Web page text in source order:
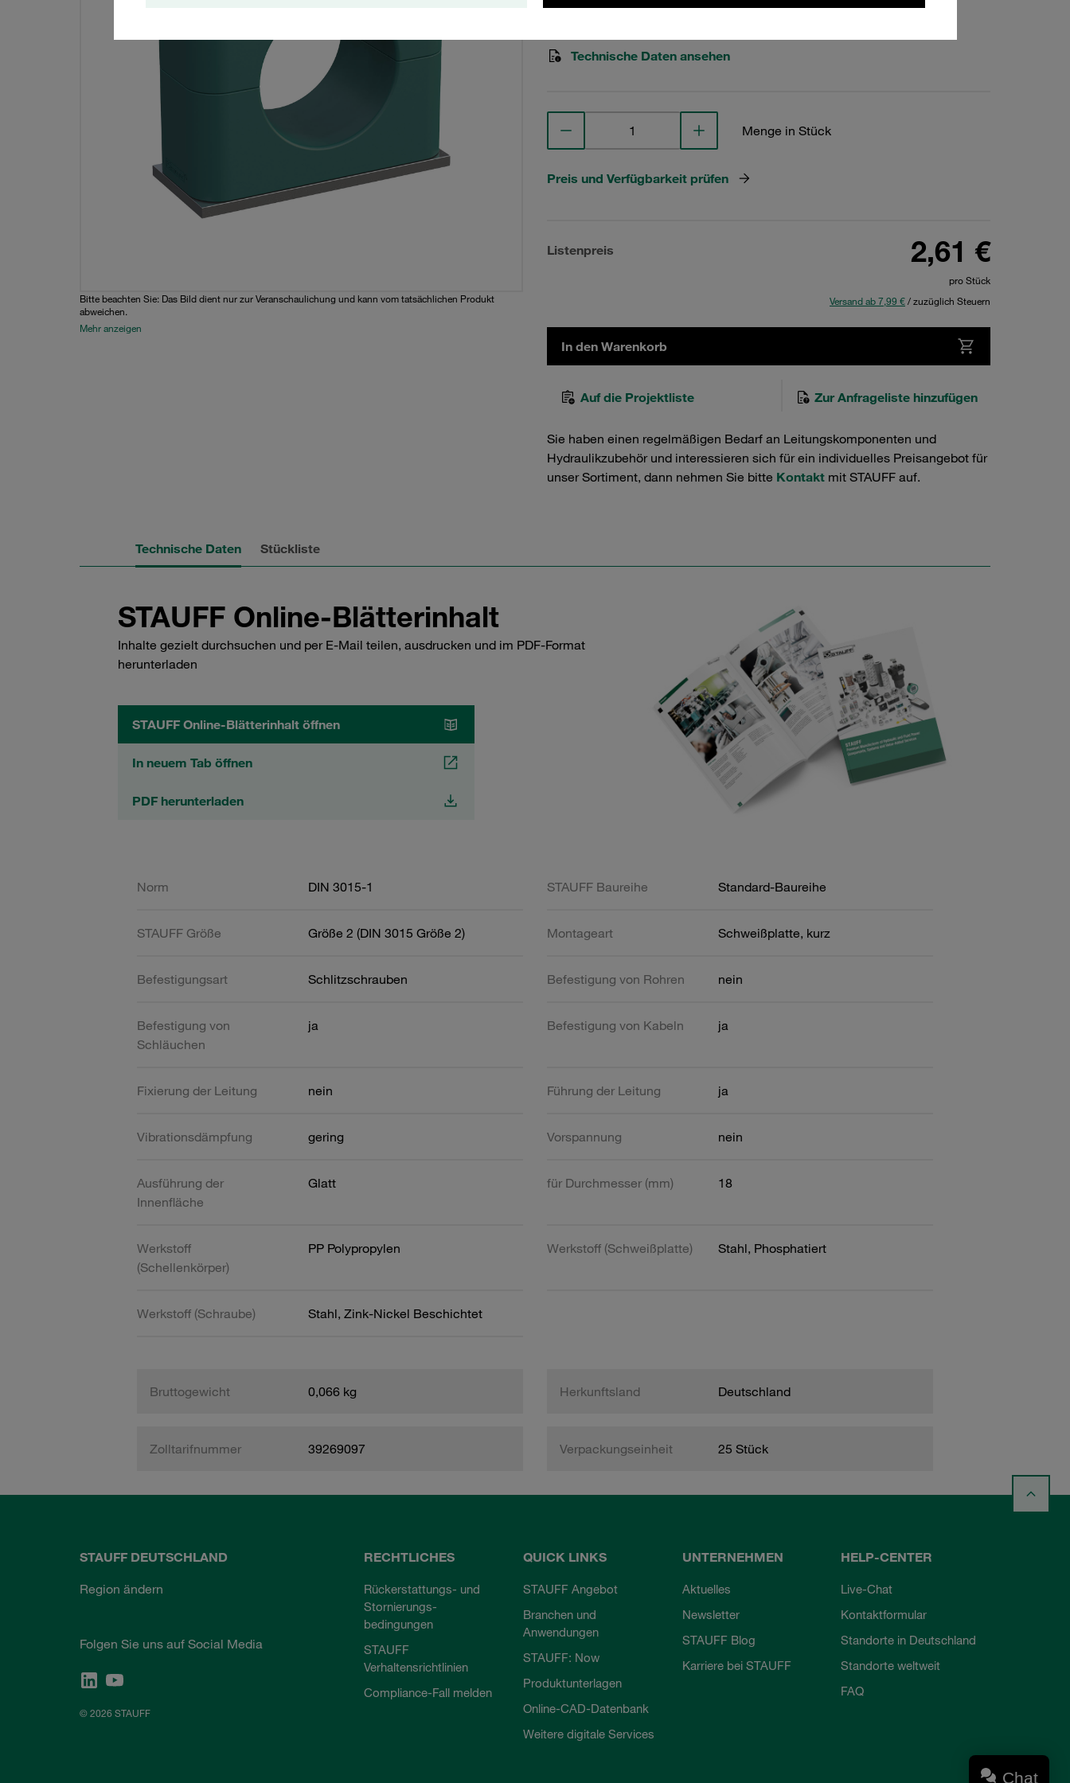
Bitte beachten Sie: Das Bild dient nur zur Veranschaulichung und kann vom tatsächlichen Produkt
abweichen.
Mehr anzeigen
Technische Daten ansehen
Menge in Stück
Preis und Verfügbarkeit prüfen
Listenpreis 2,61 €
pro Stück
Versand ab 7,99 €/ zuzüglich Steuern
In den Warenkorb
Auf die Projektliste Zur Anfrageliste hinzufügen
Sie haben einen regelmäßigen Bedarf an Leitungskomponenten und
Hydraulikzubehör und interessieren sich für ein individuelles Preisangebot für
unser Sortiment, dann nehmen Sie bitte Kontakt mit STAUFF auf.
Technische Daten Stückliste
STAUFF Online-Blätterinhalt
Inhalte gezielt durchsuchen und per E-Mail teilen, ausdrucken und im PDF-Format
herunterladen
STAUFF Online-Blätterinhalt öffnen
In neuem Tab öffnen
PDF herunterladen
Norm DIN 3015-1 STAUFF Baureihe Standard-Baureihe
STAUFF Größe Größe 2 (DIN 3015 Größe 2) Montageart Schweißplatte, kurz
Befestigungsart Schlitzschrauben Befestigung von Rohren nein
Befestigung von
Schläuchen
ja Befestigung von Kabeln ja
Fixierung der Leitung nein Führung der Leitung ja
Vibrationsdämpfung gering Vorspannung nein
Ausführung der
Innenfläche
Glatt für Durchmesser (mm) 18
Werkstoff
(Schellenkörper)
PP Polypropylen Werkstoff (Schweißplatte) Stahl, Phosphatiert
Werkstoff (Schraube) Stahl, Zink-Nickel Beschichtet
Bruttogewicht 0,066 kg Herkunftsland Deutschland
Zolltarifnummer 39269097 Verpackungseinheit 25 Stück
STAUFF DEUTSCHLAND
Region ändern
Folgen Sie uns auf Social Media
© 2026 STAUFF
RECHTLICHES
Rückerstattungs- und
Stornierungs-
bedingungen
STAUFF
Verhaltensrichtlinien
Compliance-Fall melden
QUICK LINKS
STAUFF Angebot
Branchen und
Anwendungen
STAUFF: Now
Produktunterlagen
Online-CAD-Datenbank
Weitere digitale Services
UNTERNEHMEN
Aktuelles
Newsletter
STAUFF Blog
Karriere bei STAUFF
HELP-CENTER
Live-Chat
Kontaktformular
Standorte in Deutschland
Standorte weltweit
FAQ
Chat